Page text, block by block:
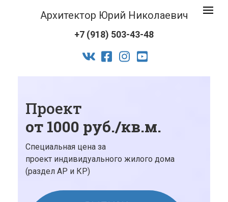
+7 (918) 503-43-48
vk
facebook-instagramyoutube
Toggle
Проект
от 1000 руб./кв.м.
Специальная цена за
проект индивидуального жилого дома
(раздел АР и КР)